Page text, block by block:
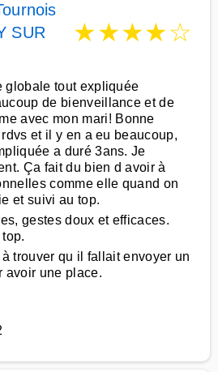
SUR
★★★★☆
globale tout expliquée
de bienveillance et de
avec mon mari! Bonne
et il y en a eu beaucoup,
a duré 3ans. Je
Ça fait du bien d avoir à
comme elle quand on
et suivi au top.
gestes doux et efficaces.
trouver qu il fallait envoyer un
avoir une place.